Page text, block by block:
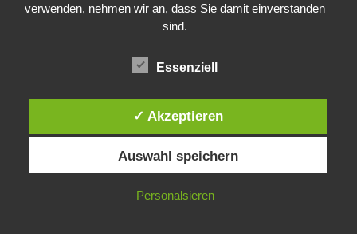
verwenden, nehmen wir an, dass Sie damit einverstanden
sind.
Essenziell
✓ Akzeptieren
Auswahl speichern
Personalsieren